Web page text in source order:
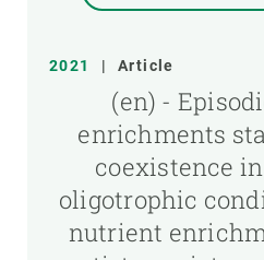
2021 | Article
(en) -
enrichments
coexistence
oligotrophic
nutrient